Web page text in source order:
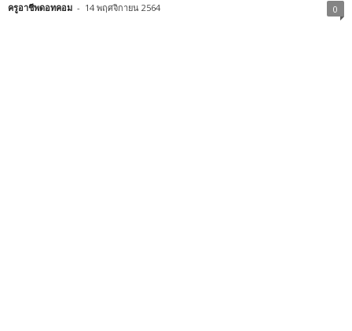
ครูอาชีพดอทคอม - 14 พฤศจิกายน 2564 0